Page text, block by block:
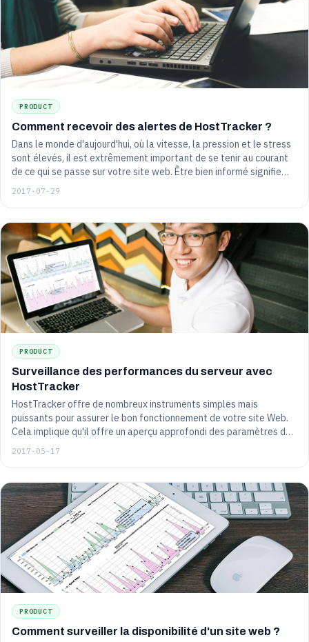
PRODUCT
Comment recevoir des alertes de HostTracker ?
Dans le monde d'aujourd'hui, où la vitesse, la pression et le stress
sont élevés, il est extrêmement important de se tenir au courant
de ce qui se passe sur votre site web. Être bien informé signifie
être au courant de la rapidité avec laquelle le service de
2017-07-29
PRODUCT
Surveillance des performances du serveur avec
HostTracker
HostTracker offre de nombreux instruments simples mais
puissants pour assurer le bon fonctionnement de votre site Web.
Cela implique qu'il offre un aperçu approfondi des paramètres des
ressources du serveur tels que le CPU, la RAM et le HDD. Lisez la
2017-05-17
PRODUCT
Comment surveiller la disponibilité d'un site web ?